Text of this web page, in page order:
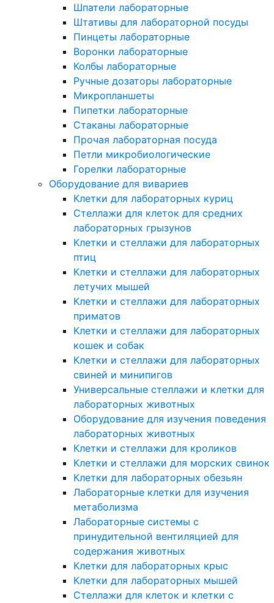
Шпатели лабораторные
Штативы для лабораторной посуды
Пинцеты лабораторные
Воронки лабораторные
Колбы лабораторные
Ручные дозаторы лабораторные
Микропланшеты
Пипетки лабораторные
Стаканы лабораторные
Прочая лабораторная посуда
Петли микробиологические
Горелки лабораторные
Оборудование для вивариев
Клетки для лабораторных куриц
Стеллажи для клеток для средних
лабораторных грызунов
Клетки и стеллажи для лабораторных
птиц
Клетки и стеллажи для лабораторных
летучих мышей
Клетки и стеллажи для лабораторных
приматов
Клетки и стеллажи для лабораторных
кошек и собак
Клетки и стеллажи для лабораторных
свиней и минипигов
Универсальные стеллажи и клетки для
лабораторных животных
Оборудование для изучения поведения
лабораторных животных
Клетки и стеллажи для кроликов
Клетки и стеллажи для морских свинок
Клетки для лабораторных обезьян
Лабораторные клетки для изучения
метаболизма
Лабораторные системы с
принудительной вентиляцией для
содержания животных
Клетки для лабораторных крыс
Клетки для лабораторных мышей
Стеллажи для клеток и клетки с